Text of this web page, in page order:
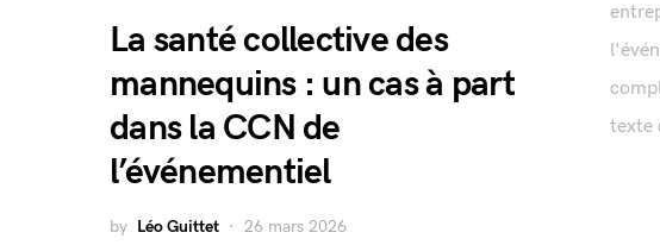
La santé collective des
mannequins : un cas à part
dans la CCN de
l’événementiel
by Léo Guittet 26 mars 2026
texte